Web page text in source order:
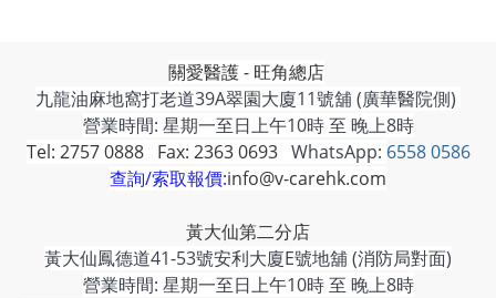
關愛醫護 - 旺角總店
九龍油麻地窩打老道39A翠園大廈11號舖 (廣華醫院側)
營業時間: 星期一至日上午10時 至 晚上8時
Tel: 2757 0888 Fax: 2363 0693WhatsApp: 6558 0586
查詢/索取報價:info@v-carehk.com
黃大仙第二分店
黃大仙鳳德道41-53號安利大廈E號地舖 (消防局對面)
營業時間: 星期一至日上午10時 至 晚上8時